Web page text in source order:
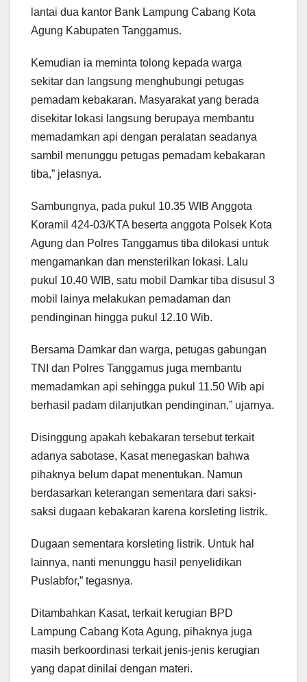
lantai dua kantor Bank Lampung Cabang Kota
Agung Kabupaten Tanggamus.
Kemudian ia meminta tolong kepada warga
sekitar dan langsung menghubungi petugas
pemadam kebakaran. Masyarakat yang berada
disekitar lokasi langsung berupaya membantu
memadamkan api dengan peralatan seadanya
sambil menunggu petugas pemadam kebakaran
tiba,” jelasnya.
Sambungnya, pada pukul 10.35 WIB Anggota
Koramil 424-03/KTA beserta anggota Polsek Kota
Agung dan Polres Tanggamus tiba dilokasi untuk
mengamankan dan mensterilkan lokasi. Lalu
pukul 10.40 WIB, satu mobil Damkar tiba disusul 3
mobil lainya melakukan pemadaman dan
pendinginan hingga pukul 12.10 Wib.
Bersama Damkar dan warga, petugas gabungan
TNI dan Polres Tanggamus juga membantu
memadamkan api sehingga pukul 11.50 Wib api
berhasil padam dilanjutkan pendinginan,” ujarnya.
Disinggung apakah kebakaran tersebut terkait
adanya sabotase, Kasat menegaskan bahwa
pihaknya belum dapat menentukan. Namun
berdasarkan keterangan sementara dari saksi-
saksi dugaan kebakaran karena korsleting listrik.
Dugaan sementara korsleting listrik. Untuk hal
lainnya, nanti menunggu hasil penyelidikan
Puslabfor,” tegasnya.
Ditambahkan Kasat, terkait kerugian BPD
Lampung Cabang Kota Agung, pihaknya juga
masih berkoordinasi terkait jenis-jenis kerugian
yang dapat dinilai dengan materi.